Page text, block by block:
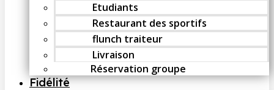
Etudiants
Restaurant des sportifs
flunch traiteur
Livraison
Réservation groupe
Fidélité